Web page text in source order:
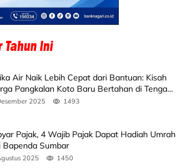
Air Naik Lebih Cepat dari Bantuan: Kisah
Pangkalan Koto Baru Bertahan di Tengah
2025 1493
Pajak, 4 Wajib Pajak Dapat Hadiah Umrah
Bapenda Sumbar
2025 1450